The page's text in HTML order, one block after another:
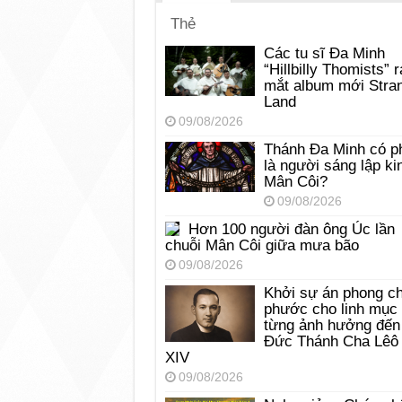
Thẻ
Các tu sĩ Đa Minh
“Hillbilly Thomists”
mắt album mới
Land
09/08/2026
Thánh Đa Minh có
là người sáng lập
Mân Côi?
09/08/2026
Hơn 100 người đàn ông Úc lần
chuỗi Mân Côi giữa mưa bão
09/08/2026
Khởi sự án phong
phước cho linh mục
từng ảnh hưởng đến
Đức Thánh Cha Lêô
XIV
09/08/2026